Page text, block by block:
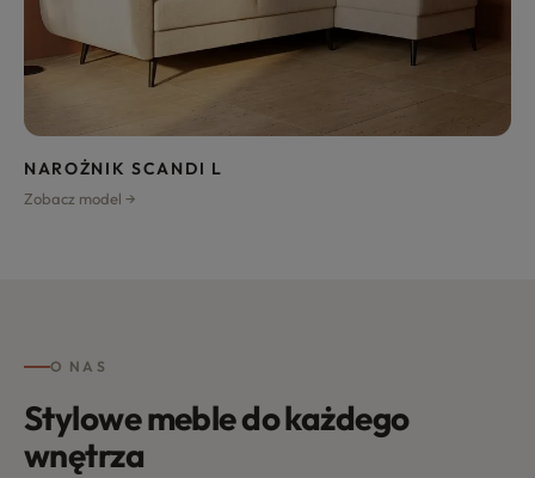
NAROŻNIK SCANDI L
Zobacz model →
O NAS
Stylowe meble do każdego
wnętrza